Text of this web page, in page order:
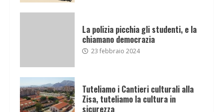
La polizia picchia gli studenti, e la
chiamano democrazia
23 febbraio 2024
Tuteliamo i Cantieri culturali alla
Zisa, tuteliamo la cultura in
sicurezza